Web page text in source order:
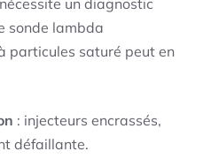
un diagnostic
sonde lambda
particules saturé peut en
: injecteurs encrassés,
défaillante.